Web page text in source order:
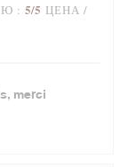
: 5/5 ЦЕНА /
merci